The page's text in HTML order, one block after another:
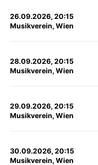
26.09.2026, 20:15
Musikverein, Wien
28.09.2026, 20:15
Musikverein, Wien
29.09.2026, 20:15
Musikverein, Wien
30.09.2026, 20:15
Musikverein, Wien